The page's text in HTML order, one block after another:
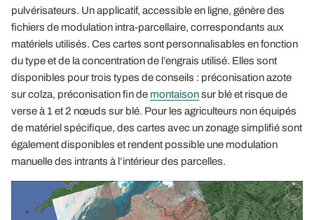
pulvérisateurs. Un applicatif, accessible en ligne, génère des
fichiers de modulation intra-parcellaire, correspondants aux
matériels utilisés. Ces cartes sont personnalisables en fonction
du type et de la concentration de l’engrais utilisé. Elles sont
disponibles pour trois types de conseils : préconisation azote
sur colza, préconisation fin de montaisonsur blé et risque de
verse à 1 et 2 nœuds sur blé. Pour les agriculteurs non équipés
de matériel spécifique, des cartes avec un zonage simplifié sont
également disponibles et rendent possible une modulation
manuelle des intrants à l’intérieur des parcelles.